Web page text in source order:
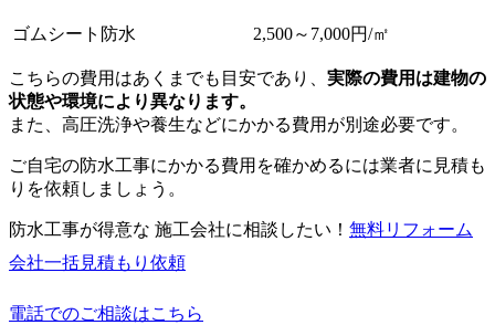
ゴムシート防水 2,500～7,000円/㎡
こちらの費用はあくまでも目安であり、 実際の費用は建物の
状態や環境により異なります。
また、高圧洗浄や養生などにかかる費用が別途必要です。
ご自宅の防水工事にかかる費用を確かめるには業者に見積も
りを依頼しましょう。
防水工事が得意な 施工会社に相談したい！ 無料リフォーム
会社一括見積もり依頼
電話でのご相談はこちら